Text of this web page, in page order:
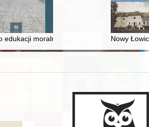
edukacji moralnej synów szlacheckich w
Nowy